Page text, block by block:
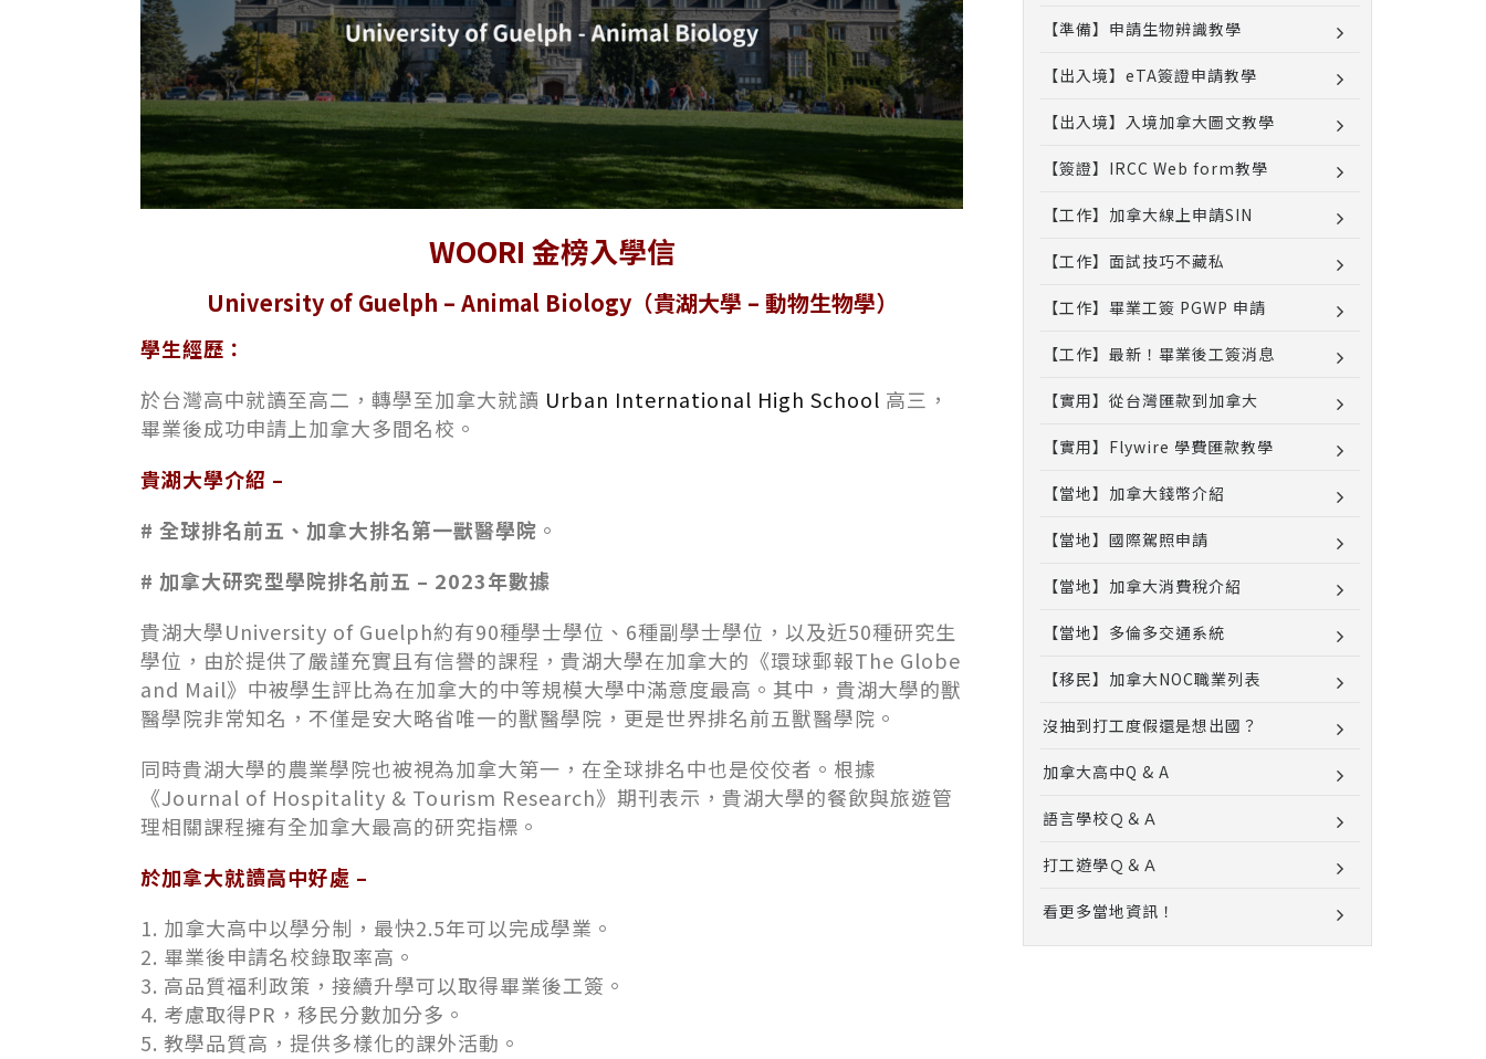
WOORI 金榜入學信
University of Guelph – Animal Biology（貴湖大學 – 動物生物學）
學生經歷：
於台灣高中就讀至高二，轉學至加拿大就讀 Urban International High School 高三，
畢業後成功申請上加拿大多間名校。
貴湖大學介紹 –
# 全球排名前五、加拿大排名第一獸醫學院 。
# 加拿大研究型學院排名前五 – 2023年數據
貴湖大學University of Guelph約有90種學士學位、6種副學士學位，以及近50種研究生
學位，由於提供了嚴謹充實且有信譽的課程，貴湖大學在加拿大的《環球郵報The Globe
and Mail》中被學生評比為在加拿大的中等規模大學中滿意度最高。其中，貴湖大學的獸
醫學院非常知名，不僅是安大略省唯一的獸醫學院，更是世界排名前五獸醫學院。
同時貴湖大學的農業學院也被視為加拿大第一，在全球排名中也是佼佼者。根據
《Journal of Hospitality & Tourism Research》期刊表示，貴湖大學的餐飲與旅遊管
理相關課程擁有全加拿大最高的研究指標。
於加拿大就讀高中好處 –
1. 加拿大高中以學分制，最快2.5年可以完成學業。
2. 畢業後申請名校錄取率高。
3. 高品質福利政策，接續升學可以取得畢業後工簽。
4. 考慮取得PR，移民分數加分多。
5. 教學品質高，提供多樣化的課外活動。
【準備】申請生物辨識教學
【出入境】eTA簽證申請教學
【出入境】入境加拿大圖文教學
【簽證】IRCC Web form教學
【工作】加拿大線上申請SIN
【工作】面試技巧不藏私
【工作】畢業工簽 PGWP 申請
【工作】最新！畢業後工簽消息
【實用】從台灣匯款到加拿大
【實用】Flywire 學費匯款教學
【當地】加拿大錢幣介紹
【當地】國際駕照申請
【當地】加拿大消費稅介紹
【當地】多倫多交通系統
【移民】加拿大NOC職業列表
沒抽到打工度假還是想出國？
加拿大高中Q & A
語言學校Ｑ＆Ａ
打工遊學Ｑ＆Ａ
看更多當地資訊！